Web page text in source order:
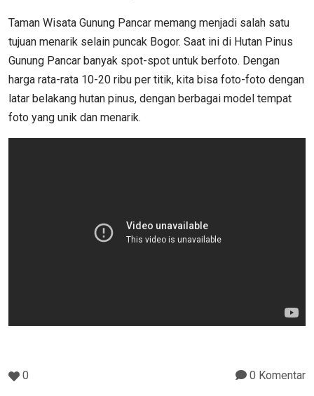
Taman Wisata Gunung Pancar memang menjadi salah satu
tujuan menarik selain puncak Bogor. Saat ini di Hutan Pinus
Gunung Pancar banyak spot-spot untuk berfoto. Dengan
harga rata-rata 10-20 ribu per titik, kita bisa foto-foto dengan
latar belakang hutan pinus, dengan berbagai model tempat
foto yang unik dan menarik.
0 0 Komentar